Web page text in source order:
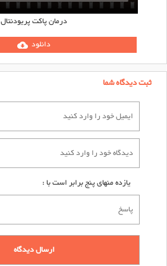
درمان پاکت پریودنتال
دانلود cloud_download
ثبت دیدگاه شما
یازده منهای پنج برابر است با :